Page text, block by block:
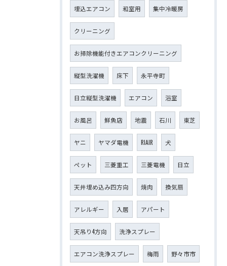
埋込エアコン 和室用 集中冷暖房
クリーニング
お掃除機能付きエアコンクリーニング
縦型洗濯機 床下 永平寺町
日立縦型洗濯機 エアコン 浴室
お風呂 鮮魚店 地震 石川 東芝
ヤニ ヤマダ電機 RIAIR 犬
ペット 三菱重工 三菱電機 日立
天井埋め込み四方向 焼肉 換気扇
アレルギー 入居 アパート
天吊り4方向 洗浄スプレー
エアコン洗浄スプレー 梅雨 野々市市